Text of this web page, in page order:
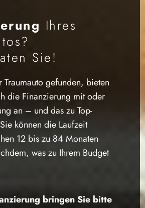
Ihres
Sie!
Traumauto gefunden, bieten
die Finanzierung mit oder
an – und das zu Top-
können die Laufzeit
12 bis zu 84 Monaten
was zu Ihrem Budget
bringen Sie bitte